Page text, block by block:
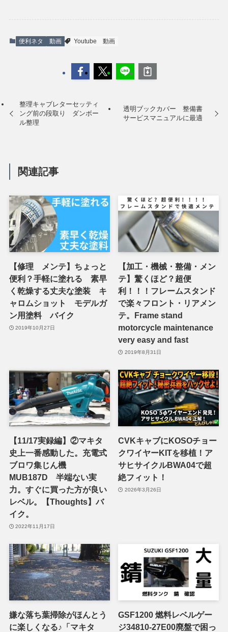
便利ネタ 動画 Youtube 動画
整理キャブレターセッティ
ング前の段取り ダンボー
ル整理
透明ブックカバー 整備書
サービスマニュアルに最適
関連記事
【修理 メンテ】ちょっと
便利？手軽に塗れる 素早
く乾燥する丈夫な塗装 キ
ャロムショット モデルガ
ン用塗料 バイク
2019年10月27日
【加工・機械・整備・メン
テ】驚くほど？超便
利！！！フレームスタンド
で楽々フロント・リアメン
テ。Frame stand
motorcycle maintenance
very easy and fast
2019年8月31日
【11/17実録編】②マキタ
史上一番感動した。充電式
ブロワ集じん機
MUB187D 半端ない実
力。すぐに買った方が良い
レベル。【Thoughts】バ
イク。
2022年11月17日
CVKキャブにKOSOチョー
クワイヤーKITを移植！ア
サヒサイクルBWA04で超
絶フィット！
2026年3月26日
嫌な落ち葉掃除がほんとう
に楽しくなる♪「マキタ
GSF1200 燃料レベルゲー
ジ34810-27E00廃盤で困っ